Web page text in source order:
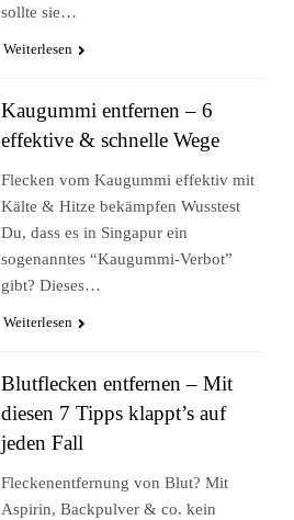
sollte sie…
Weiterlesen
Kaugummi entfernen – 6
effektive & schnelle Wege
Flecken vom Kaugummi effektiv mit
Kälte & Hitze bekämpfen Wusstest
Du, dass es in Singapur ein
sogenanntes “Kaugummi-Verbot”
gibt? Dieses…
Weiterlesen
Blutflecken entfernen – Mit
diesen 7 Tipps klappt’s auf
jeden Fall
Fleckenentfernung von Blut? Mit
Aspirin, Backpulver & co. kein